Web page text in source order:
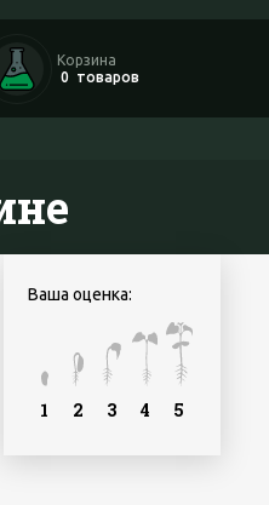
Корзина
0 товаров
Ваша оценка:
5
4
3
2
1